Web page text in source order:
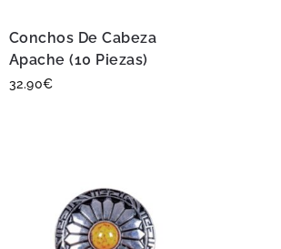
Conchos De Cabeza
Apache (10 Piezas)
32.90€